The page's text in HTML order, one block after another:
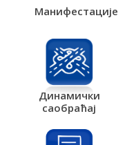
Манифестације
Динамички
саобраћај